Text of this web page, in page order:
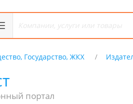
Государство, ЖКХ
портал